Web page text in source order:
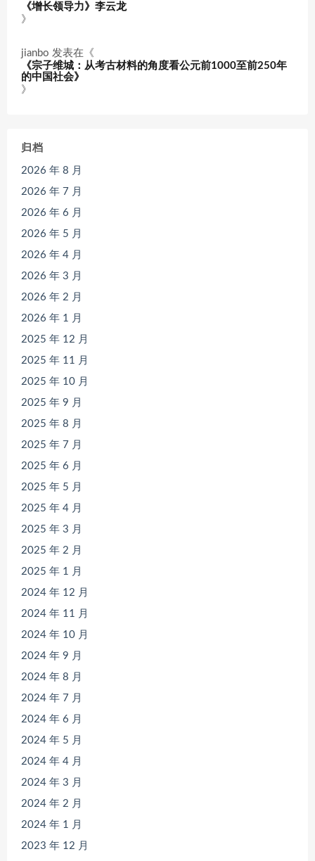
《增长领导力》李云龙
》
jianbo 发表在《
《宗子维城：从考古材料的角度看公元前1000至前250年
的中国社会》
》
归档
2026 年 8 月
2026 年 7 月
2026 年 6 月
2026 年 5 月
2026 年 4 月
2026 年 3 月
2026 年 2 月
2026 年 1 月
2025 年 12 月
2025 年 11 月
2025 年 10 月
2025 年 9 月
2025 年 8 月
2025 年 7 月
2025 年 6 月
2025 年 5 月
2025 年 4 月
2025 年 3 月
2025 年 2 月
2025 年 1 月
2024 年 12 月
2024 年 11 月
2024 年 10 月
2024 年 9 月
2024 年 8 月
2024 年 7 月
2024 年 6 月
2024 年 5 月
2024 年 4 月
2024 年 3 月
2024 年 2 月
2024 年 1 月
2023 年 12 月